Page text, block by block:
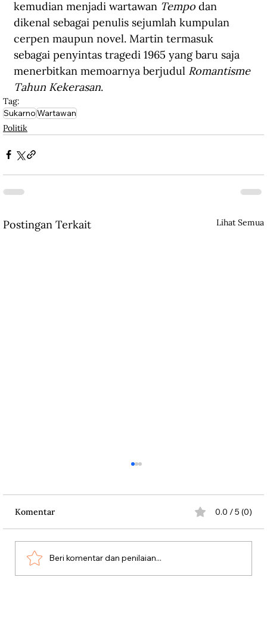
kemudian menjadi wartawan Tempo dan
dikenal sebagai penulis sejumlah kumpulan
cerpen maupun novel. Martin termasuk
sebagai penyintas tragedi 1965 yang baru saja
menerbitkan memoarnya berjudul Romantisme
Tahun Kekerasan.
Tag:
SukarnoWartawan
Politik
Postingan Terkait Lihat Semua
Dari Srebrenica ke Palestina
Komentar 0.0 / 5 (0)
Beri komentar dan penilaian...